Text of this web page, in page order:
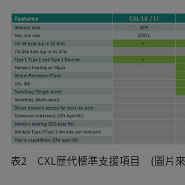
表2 CXL歷代標準支援項目 (圖片